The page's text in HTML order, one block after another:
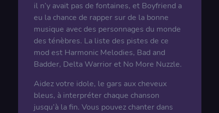
il n’y avait pas de fontaines, et Boyfriend a
eu la chance de rapper sur de la bonne
musique avec des personnages du monde
des ténèbres. La liste des pistes de ce
mod est Harmonic Melodies, Bad and
Badder, Delta Warrior et No More Nuzzle.
Aidez votre idole, le gars aux cheveux
bleus, à interpréter chaque chanson
jusqu’à la fin. Vous pouvez chanter dans